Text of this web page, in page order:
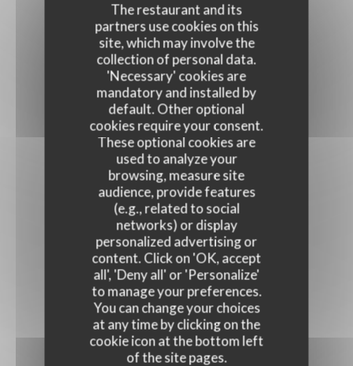
The restaurant and its
partners use cookies on this
site, which may involve the
collection of personal data.
'Necessary' cookies are
mandatory and installed by
default. Other optional
cookies require your consent.
These optional cookies are
used to analyze your
browsing, measure site
audience, provide features
(e.g., related to social
networks) or display
personalized advertising or
content. Click on 'OK, accept
all', 'Deny all' or 'Personalize'
to manage your preferences.
You can change your choices
at any time by clicking on the
cookie icon at the bottom left
of the site pages.